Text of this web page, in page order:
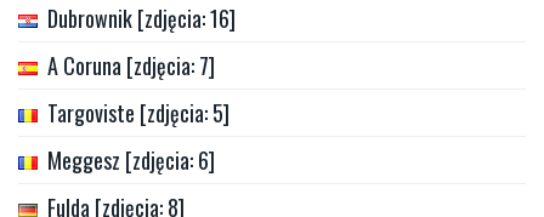
Dubrownik [zdjęcia: 16]
A Coruna [zdjęcia: 7]
Targoviste [zdjęcia: 5]
Meggesz [zdjęcia: 6]
Fulda [zdjęcia: 8]